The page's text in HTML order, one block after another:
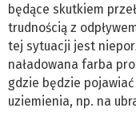
będące skutkiem
trudnością z
tej sytuacji jest
naładowana farba
gdzie będzie
uziemienia, np. na